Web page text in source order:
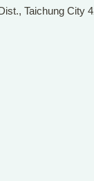
Taichung City